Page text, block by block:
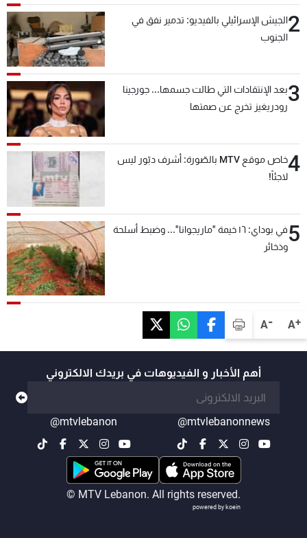
A+
A-
2الجيش الإسرائيلي بالفيديو: تدمير نفق في
الجنوب
3بعد الإنتقادات التي طالت جسمها... جورجينا
رودريغيز تخرج عن صمتها
4
خاص موقع MTV بالصّورة: أشرف دبّور ليس
لاجئاً!
5
في بوداي: ١٦ خيمة "ماريجوانا"... وضبط أسلحة
وذخائر
أهم الأخبار و الفيديوهات في بريدك الالكتروني
@mtvlebanonnews
@mtvlebanon
© MTV Lebanon. All rights reserved.
powered by koein